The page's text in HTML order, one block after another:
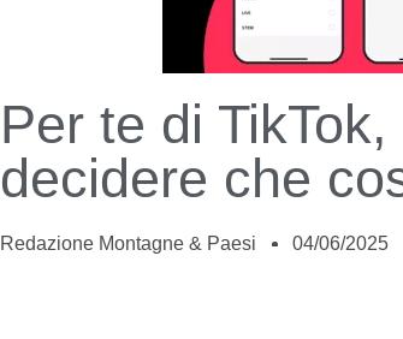
Per te di
decidere che
Redazione Montagne & Paesi 04/06/2025